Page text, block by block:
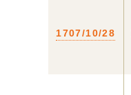
1707/10/28